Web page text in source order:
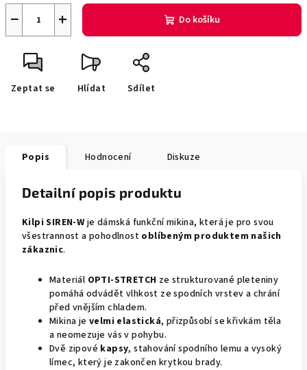
+
− Do košíku
Zeptat se Hlídat Sdílet
Popis Hodnocení Diskuze
Detailní popis produktu
Kilpi SIREN-Wje dámská funkční mikina, která je pro svou
všestrannost a pohodlnost oblíbeným produktem našich
zákaznic.
Materiál OPTI-STRETCH ze strukturované pleteniny
pomáhá odvádět vlhkost ze spodních vrstev a chrání
před vnějším chladem.
Mikina je velmi elastická, přizpůsobí se křivkám těla
a neomezuje vás v pohybu.
Dvě zipové kapsy, stahování spodního lemu a vysoký
límec, který je zakončen krytkou brady.